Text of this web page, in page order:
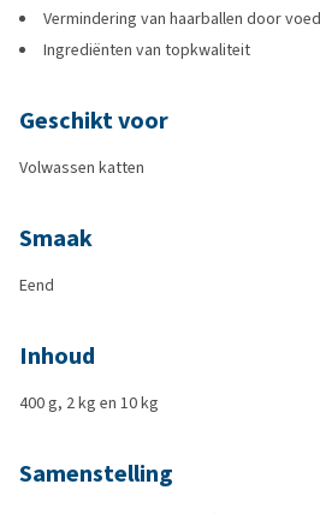
Vermindering van haarballen door
Ingrediënten van topkwaliteit
Geschikt voor
Volwassen katten
Smaak
Eend
Inhoud
400 g, 2 kg en 10 kg
Samenstelling